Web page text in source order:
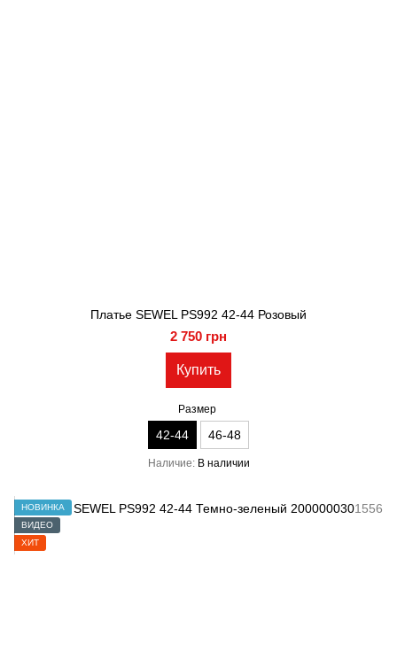
Платье SEWEL PS992 42-44 Розовый
2 750 грн
Купить
Размер
42-44 46-48
Наличие В наличии
НОВИНКА
ВИДЕО
ХИТ